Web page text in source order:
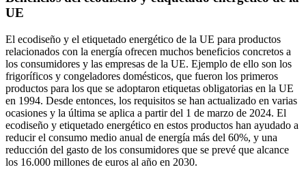
UE
El ecodiseño y el etiquetado energético de la UE para productos
relacionados con la energía ofrecen muchos beneficios concretos a
los consumidores y las empresas de la UE. Ejemplo de ello son los
frigoríficos y congeladores domésticos, que fueron los primeros
productos para los que se adoptaron etiquetas obligatorias en la UE
en 1994. Desde entonces, los requisitos se han actualizado en varias
ocasiones y la última se aplica a partir del 1 de marzo de 2024. El
ecodiseño y etiquetado energético en estos productos han ayudado a
reducir el consumo medio anual de energía más del 60%, y una
reducción del gasto de los consumidores que se prevé que alcance
los 16.000 millones de euros al año en 2030.